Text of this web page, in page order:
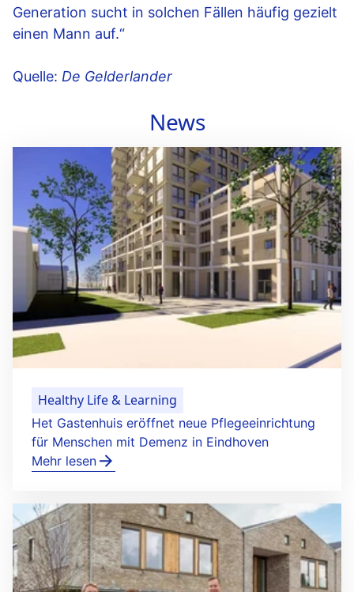
Generation sucht in solchen Fällen häufig gezielt
einen Mann auf.“
Quelle: De Gelderlander
News
Healthy Life & Learning
Het Gastenhuis eröffnet neue Pflegeeinrichtung
für Menschen mit Demenz in Eindhoven
Mehr lesen